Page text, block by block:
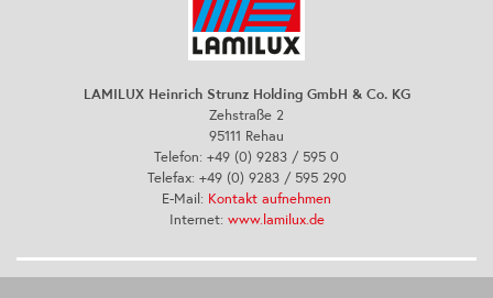
LAMILUX Heinrich Strunz Holding GmbH & Co. KG
Zehstraße 2
95111 Rehau
Telefon: +49 (0) 9283 / 595 0
Telefax: +49 (0) 9283 / 595 290
E-Mail: Kontakt aufnehmen
Internet: www.lamilux.de